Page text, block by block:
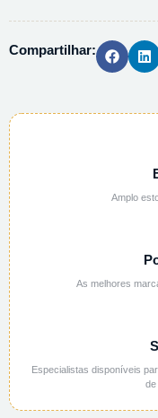
-Compartilhar:
Amplo
As melhores
Especialistas disponíveis
de